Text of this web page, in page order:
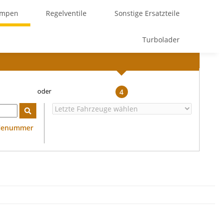
Regelventile Sonstige Ersatzteile
Turbolader
4